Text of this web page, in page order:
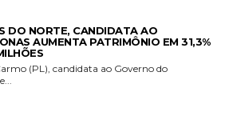
DO NORTE, CANDIDATA AO
AUMENTA PATRIMÔNIO EM 31,3%
(PL), candidata ao Governo do